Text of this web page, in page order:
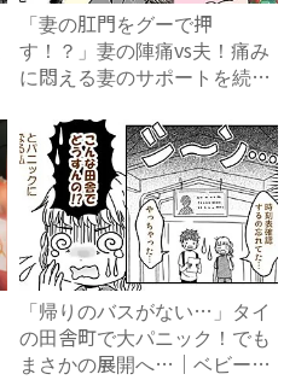
「妻の肛門をグーで押
す！？」妻の陣痛vs夫！痛み
に悶える妻のサポートを続け
「帰りのバスがない…」タイ
の田舎町で大パニック！でも
まさかの展開へ…｜ベビーカ